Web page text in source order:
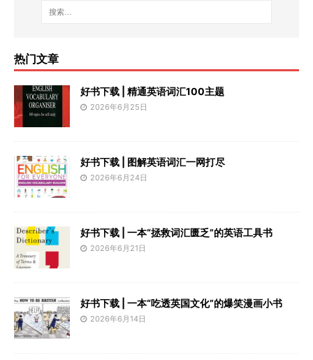
热门文章
好书下载 | 精通英语词汇100主题
2026年6月25日
好书下载 | 图解英语词汇一网打尽
2026年6月24日
好书下载 | 一本“拯救词汇匮乏”的英语工具书
2026年6月21日
好书下载 | 一本“吃透英国文化”的爆笑漫画小书
2026年6月14日